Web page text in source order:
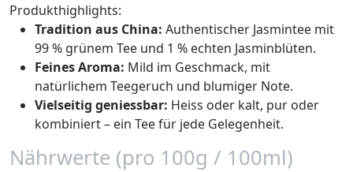
Produkthighlights:
Tradition aus China: Authentischer Jasmintee mit
99 % grünem Tee und 1 % echten Jasminblüten.
Feines Aroma: Mild im Geschmack, mit
natürlichem Teegeruch und blumiger Note.
Vielseitig geniessbar: Heiss oder kalt, pur oder
kombiniert – ein Tee für jede Gelegenheit.
Nährwerte (pro 100g / 100ml)